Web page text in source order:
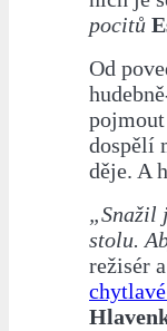
pocitů
Od
dospělí
děje. A
„Snažil
stolu.
režisér